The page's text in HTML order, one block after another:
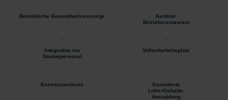
Betriebliche Gesundheitsvorsorge
Kantine/
Betriebsrestaurant
Integration ins
Stammpersonal
Vollzeitarbeitsplatz
Essenszuschuss
Garantierte
Lohn-/Gehalts-
Auszahlung